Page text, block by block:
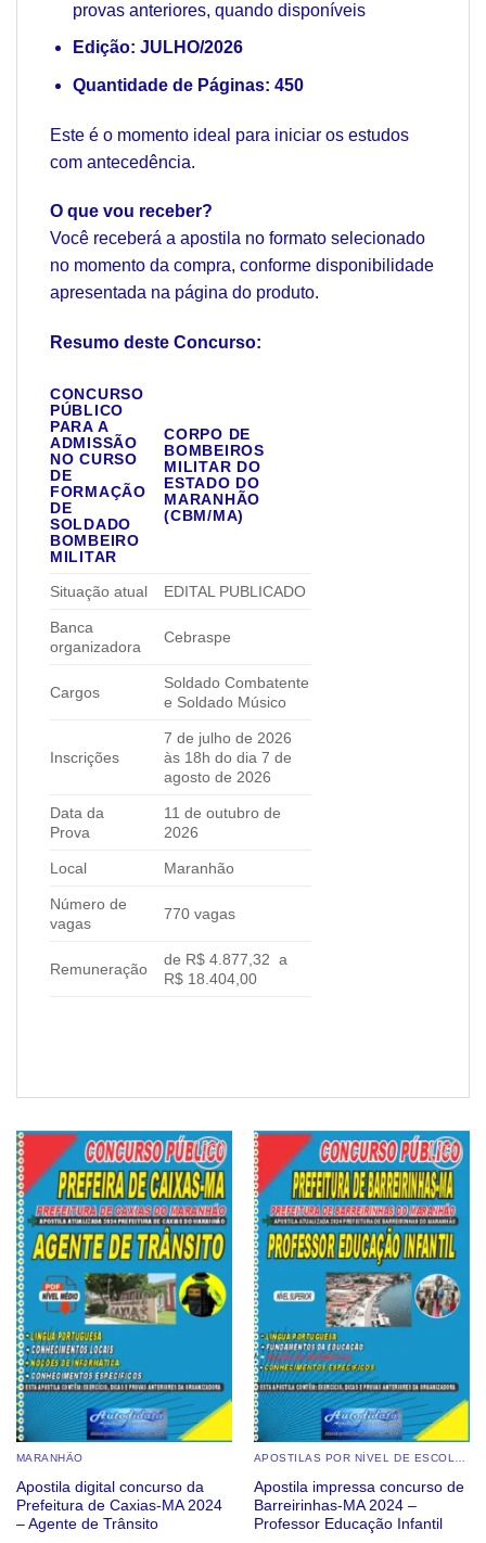
provas anteriores, quando disponíveis
Edição: JULHO/2026
Quantidade de Páginas: 450
Este é o momento ideal para iniciar os estudos
com antecedência.
O que vou receber?
Você receberá a apostila no formato selecionado
no momento da compra, conforme disponibilidade
apresentada na página do produto.
Resumo deste Concurso:
CONCURSO
PÚBLICO
PARA A
ADMISSÃO
NO CURSO
DE
FORMAÇÃO
DE
SOLDADO
BOMBEIRO
MILITAR
CORPO DE
BOMBEIROS
MILITAR DO
ESTADO DO
MARANHÃO
(CBM/MA)
Situação atual EDITAL PUBLICADO
Banca
organizadora
Cebraspe
Cargos
Soldado Combatente
e Soldado Músico
Inscrições
7 de julho de 2026
às 18h do dia 7 de
agosto de 2026
Data da
Prova
11 de outubro de
2026
Local Maranhão
Número de
vagas
770 vagas
Remuneração
de R$ 4.877,32 a
R$ 18.404,00
Add to
wishlist
MARANHÃO
Apostila digital concurso da
Prefeitura de Caxias-MA 2024
– Agente de Trânsito
Add to
wishlist
APOSTILAS POR NÍVEL DE ESCOLARIDADE
Apostila impressa concurso de
Barreirinhas-MA 2024 –
Professor Educação Infantil